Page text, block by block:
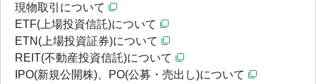
現物取引について
ETF(上場投資信託)について
ETN(上場投資証券)について
REIT(不動産投資信託)について
IPO(新規公開株)、PO(公募・売出し)について